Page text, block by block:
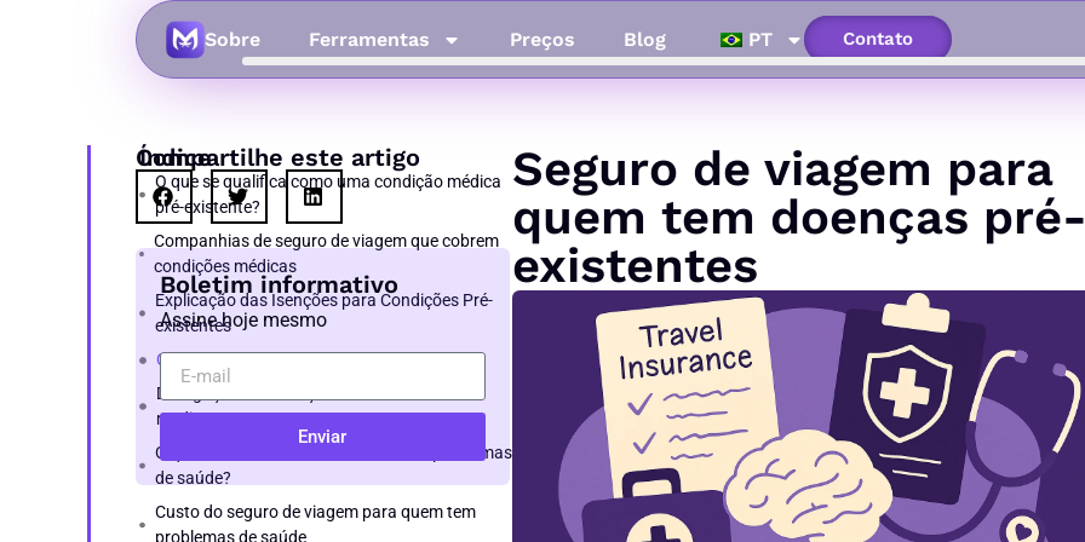
Sobre Ferramentas Preços Blog PT Contato
Índice
O que se qualifica como uma condição médica
pré-existente?
Companhias de seguro de viagem que cobrem
condições médicas
Explicação das Isenções para Condições Pré-
existentes
Cobertura para doenças comuns
Divulgação de condições médicas e
medicamentos
O que acontece se você não declarar problemas
de saúde?
Custo do seguro de viagem para quem tem
problemas de saúde
Seguro de viagem para
quem tem doenças
existentes
Compartilhe este artigo
Boletim informativo
Assine hoje mesmo
Enviar